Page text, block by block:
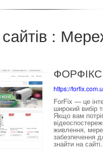
:
ФОРФІКС
https://
ForFix — це
широкий вибір
Якщо вам
живлення,
забезпечення
знайти на